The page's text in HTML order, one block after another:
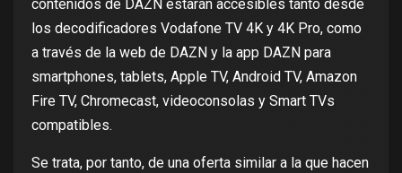
contenidos de DAZN estarán accesibles tanto desde
los decodificadores Vodafone TV 4K y 4K Pro, como
a través de la web de DAZN y la app DAZN para
smartphones, tablets, Apple TV, Android TV, Amazon
Fire TV, Chromecast, videoconsolas y Smart TVs
compatibles.
Se trata, por tanto, de una oferta similar a la que hacen